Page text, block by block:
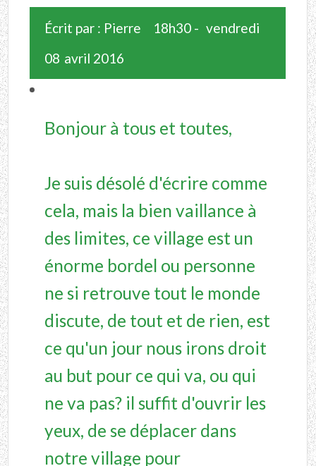
Écrit par : Pierre 18h30 - vendredi
08 avril 2016
Bonjour à tous et toutes,
Je suis désolé d'écrire comme
cela, mais la bien vaillance à
des limites, ce village est un
énorme bordel ou personne
ne si retrouve tout le monde
discute, de tout et de rien, est
ce qu'un jour nous irons droit
au but pour ce qui va, ou qui
ne va pas? il suffit d'ouvrir les
yeux, de se déplacer dans
notre village pour